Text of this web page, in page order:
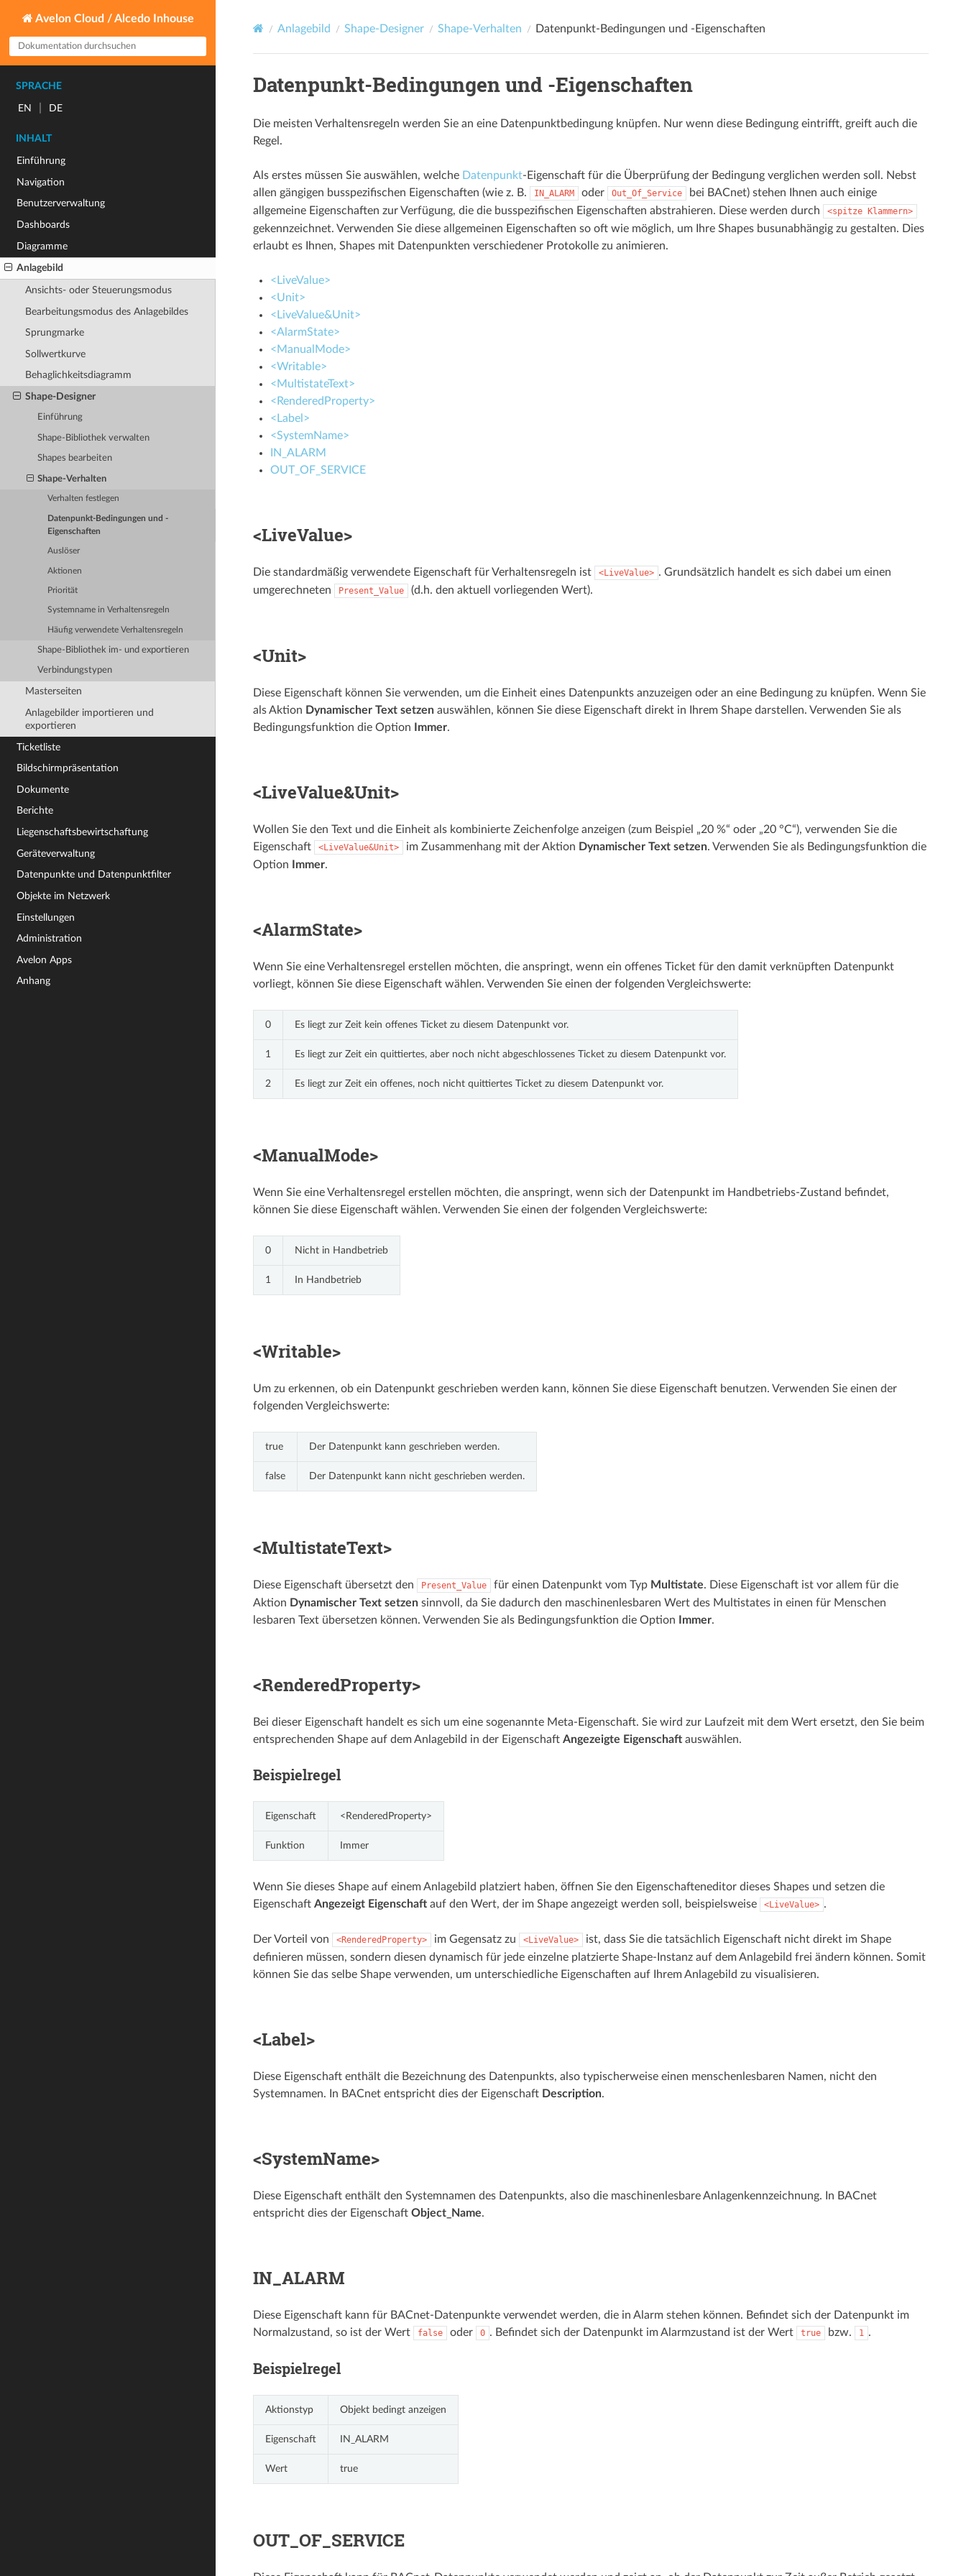
Avelon Cloud / Alcedo Inhouse
SPRACHE
EN DE
INHALT
Einführung
Navigation
Benutzerverwaltung
Dashboards
Diagramme
Anlagebild
Ansichts- oder Steuerungsmodus
Bearbeitungsmodus des Anlagebildes
Sprungmarke
Sollwertkurve
Behaglichkeitsdiagramm
Shape-Designer
Einführung
Shape-Bibliothek verwalten
Shapes bearbeiten
Shape-Verhalten
Verhalten festlegen
Datenpunkt-Bedingungen und -
Eigenschaften
Auslöser
Aktionen
Priorität
Systemname in Verhaltensregeln
Häufig verwendete Verhaltensregeln
Shape-Bibliothek im- und exportieren
Verbindungstypen
Masterseiten
Anlagebilder importieren und
exportieren
Ticketliste
Bildschirmpräsentation
Dokumente
Berichte
Liegenschafts­­bewirtschaftung
Geräteverwaltung
Datenpunkte und Datenpunktfilter
Objekte im Netzwerk
Einstellungen
Administration
Avelon Apps
Anhang
Anlagebild Shape-Designer Shape-Verhalten Datenpunkt-Bedingungen und -Eigenschaften
Datenpunkt-Bedingungen und -Eigenschaften
Die meisten Verhaltensregeln werden Sie an eine Datenpunktbedingung knüpfen. Nur wenn diese Bedingung eintrifft, greift auch die
Regel.
Als erstes müssen Sie auswählen, welche Datenpunkt-Eigenschaft für die Überprüfung der Bedingung verglichen werden soll. Nebst
allen gängigen busspezifischen Eigenschaften (wie z. B.
IN_ALARM oder Out_Of_Service
bei BACnet) stehen Ihnen auch einige
allgemeine Eigenschaften zur Verfügung, die die busspezifischen Eigenschaften abstrahieren. Diese werden durch
<spitze Klammern>
gekennzeichnet. Verwenden Sie diese allgemeinen Eigenschaften so oft wie möglich, um Ihre Shapes busunabhängig zu gestalten. Dies
erlaubt es Ihnen, Shapes mit Datenpunkten verschiedener Protokolle zu animieren.
<LiveValue>
<Unit>
<LiveValue&Unit>
<AlarmState>
<ManualMode>
<Writable>
<MultistateText>
<RenderedProperty>
<Label>
<SystemName>
IN_ALARM
OUT_OF_SERVICE
<LiveValue>
Die standardmäßig verwendete Eigenschaft für Verhaltensregeln ist <LiveValue> . Grundsätzlich handelt es sich dabei um einen
umgerechneten
Present_Value (d.h. den aktuell vorliegenden Wert).
<Unit>
Diese Eigenschaft können Sie verwenden, um die Einheit eines Datenpunkts anzuzeigen oder an eine Bedingung zu knüpfen. Wenn Sie
als Aktion Dynamischer Text setzenauswählen, können Sie diese Eigenschaft direkt in Ihrem Shape darstellen. Verwenden Sie als
Bedingungsfunktion die Option
Immer.
<LiveValue&Unit>
Wollen Sie den Text und die Einheit als kombinierte Zeichenfolge anzeigen (zum Beispiel „20 %“ oder „20 °C“), verwenden Sie die
Eigenschaft
<LiveValue&Unit> im Zusammenhang mit der Aktion Dynamischer Text setzen. Verwenden Sie als Bedingungsfunktion die
Option
Immer.
<AlarmState>
Wenn Sie eine Verhaltensregel erstellen möchten, die anspringt, wenn ein offenes Ticket für den damit verknüpften Datenpunkt
vorliegt, können Sie diese Eigenschaft wählen. Verwenden Sie einen der folgenden Vergleichswerte:
0 Es liegt zur Zeit kein offenes Ticket zu diesem Datenpunkt vor.
1 Es liegt zur Zeit ein quittiertes, aber noch nicht abgeschlossenes Ticket zu diesem Datenpunkt vor.
2 Es liegt zur Zeit ein offenes, noch nicht quittiertes Ticket zu diesem Datenpunkt vor.
<ManualMode>
Wenn Sie eine Verhaltensregel erstellen möchten, die anspringt, wenn sich der Datenpunkt im Handbetriebs-Zustand befindet,
können Sie diese Eigenschaft wählen. Verwenden Sie einen der folgenden Vergleichswerte:
0 Nicht in Handbetrieb
1 In Handbetrieb
<Writable>
Um zu erkennen, ob ein Datenpunkt geschrieben werden kann, können Sie diese Eigenschaft benutzen. Verwenden Sie einen der
folgenden Vergleichswerte:
true Der Datenpunkt kann geschrieben werden.
false Der Datenpunkt kann nicht geschrieben werden.
<MultistateText>
Diese Eigenschaft übersetzt den Present_Value für einen Datenpunkt vom Typ Multistate. Diese Eigenschaft ist vor allem für die
Aktion Dynamischer Text setzensinnvoll, da Sie dadurch den maschinenlesbaren Wert des Multistates in einen für Menschen
lesbaren Text übersetzen können. Verwenden Sie als Bedingungsfunktion die Option
Immer.
<RenderedProperty>
Bei dieser Eigenschaft handelt es sich um eine sogenannte Meta-Eigenschaft. Sie wird zur Laufzeit mit dem Wert ersetzt, den Sie beim
entsprechenden Shape auf dem Anlagebild in der Eigenschaft Angezeigte Eigenschaftauswählen.
Beispielregel
Eigenschaft <RenderedProperty>
Funktion Immer
Wenn Sie dieses Shape auf einem Anlagebild platziert haben, öffnen Sie den Eigenschafteneditor dieses Shapes und setzen die
Eigenschaft Angezeigt Eigenschaftauf den Wert, der im Shape angezeigt werden soll, beispielsweise <LiveValue> .
Der Vorteil von <RenderedProperty> im Gegensatz zu <LiveValue>
ist, dass Sie die tatsächlich Eigenschaft nicht direkt im Shape
definieren müssen, sondern diesen dynamisch für jede einzelne platzierte Shape-Instanz auf dem Anlagebild frei ändern können. Somit
können Sie das selbe Shape verwenden, um unterschiedliche Eigenschaften auf Ihrem Anlagebild zu visualisieren.
<Label>
Diese Eigenschaft enthält die Bezeichnung des Datenpunkts, also typischerweise einen menschen­­lesbaren Namen, nicht den
Systemnamen. In BACnet entspricht dies der Eigenschaft Description.
<SystemName>
Diese Eigenschaft enthält den Systemnamen des Datenpunkts, also die maschinen­­lesbare Anlagen­­kennzeichnung. In BACnet
entspricht dies der Eigenschaft Object_Name.
IN_ALARM
Diese Eigenschaft kann für BACnet-Datenpunkte verwendet werden, die in Alarm stehen können. Befindet sich der Datenpunkt im
Normalzustand, so ist der Wert
false oder 0 . Befindet sich der Datenpunkt im Alarmzustand ist der Wert true bzw. 1 .
Beispielregel
Aktionstyp Objekt bedingt anzeigen
Eigenschaft IN_ALARM
Wert true
OUT_OF_SERVICE